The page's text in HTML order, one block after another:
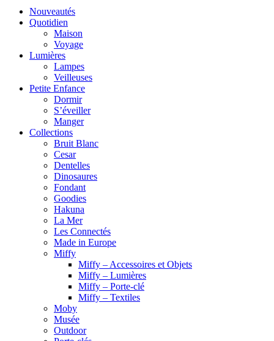
Nouveautés
Quotidien
Maison
Voyage
Lumières
Lampes
Veilleuses
Petite Enfance
Dormir
S’éveiller
Manger
Collections
Bruit Blanc
Cesar
Dentelles
Dinosaures
Fondant
Goodies
Hakuna
La Mer
Les Connectés
Made in Europe
Miffy
Miffy – Accessoires et Objets
Miffy – Lumières
Miffy – Porte-clé
Miffy – Textiles
Moby
Musée
Outdoor